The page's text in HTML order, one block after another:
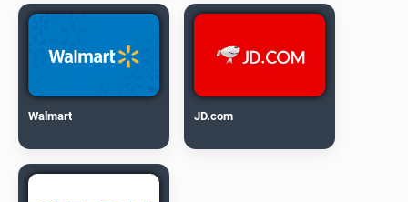
Walmart JD.com